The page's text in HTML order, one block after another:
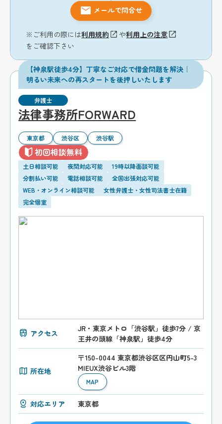
メールで問合せ
※ご利用の際には利用規約 や利用上の注意
をご確認下さい
【神泉駅徒歩4分】丁寧なご対応で借金問題を解決｜
明るい未来への再スタートを後押しいたします
弁護士
法律事務所FORWARD
東京都 渋谷区 渋谷駅
初回相談無料
土日相談可能 夜間対応可能
19時以降面談可能
分割払い可能
電話相談可能
全国出張対応可能
WEB・オンライン相談可能
女性弁護士・女性司法書士在籍
完全個室
アクセス
JR・東京メトロ「渋谷駅」徒歩7分 / 京
王井の頭線「神泉駅」徒歩4分
所在地
〒150-0044 東京都渋谷区区円山町5-3
MIEUX渋谷ビル3階
MAP
対応エリア 東京都